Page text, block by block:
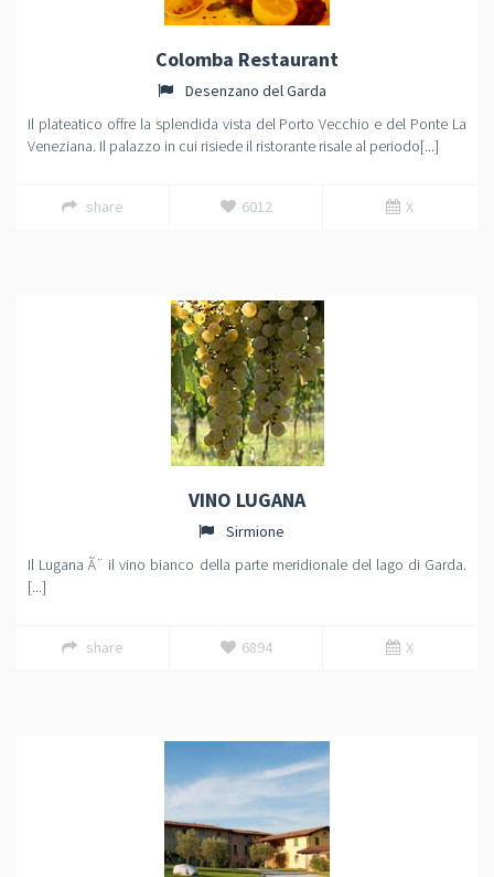
Colomba Restaurant
Desenzano del Garda
Il plateatico offre la splendida vista del Porto Vecchio e del Ponte La
Veneziana. Il palazzo in cui risiede il ristorante risale al periodo[...]
share 6012 X
VINO LUGANA
Sirmione
Il Lugana Ã¨ il vino bianco della parte meridionale del lago di Garda.
[...]
share 6894 X